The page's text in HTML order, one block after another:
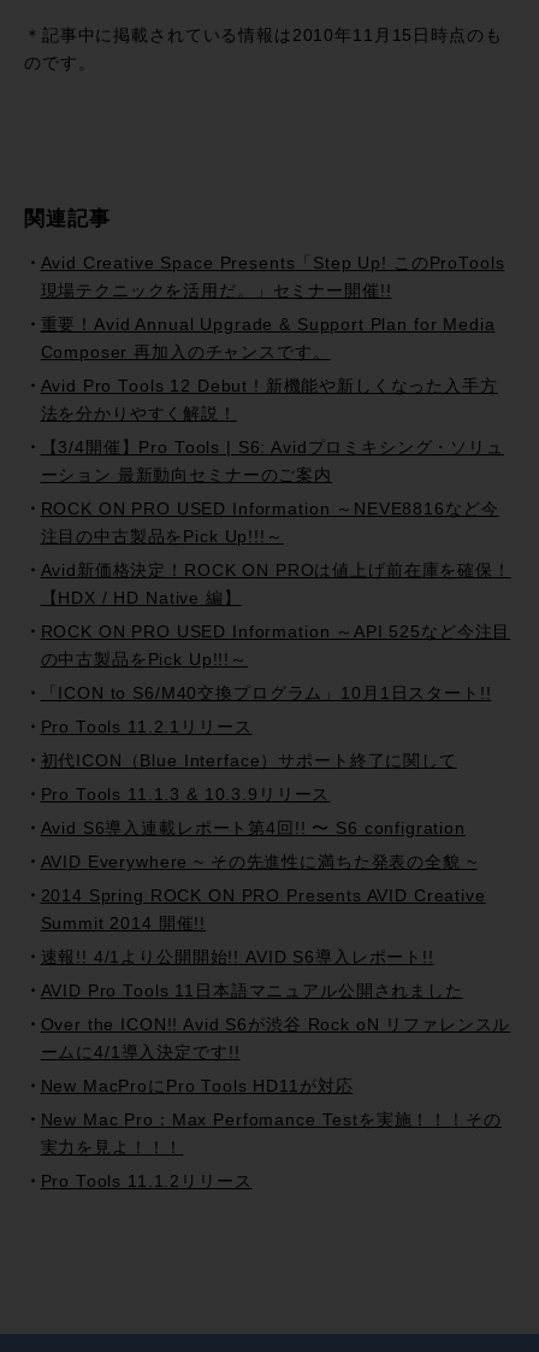
＊記事中に掲載されている情報は2010年11月15日時点のも
のです。
関連記事
Avid Creative Space Presents「Step Up! このProTools
現場テクニックを活用だ。」セミナー開催!!
重要！Avid Annual Upgrade & Support Plan for Media
Composer 再加入のチャンスです。
Avid Pro Tools 12 Debut ! 新機能や新しくなった入手方
法を分かりやすく解説！
【3/4開催】Pro Tools | S6: Avidプロミキシング・ソリュ
ーション 最新動向セミナーのご案内
ROCK ON PRO USED Information ～NEVE8816など今
注目の中古製品をPick Up!!!～
Avid新価格決定！ROCK ON PROは値上げ前在庫を確保！
【HDX / HD Native 編】
ROCK ON PRO USED Information ～API 525など今注目
の中古製品をPick Up!!!～
「ICON to S6/M40交換プログラム」10月1日スタート!!
Pro Tools 11.2.1リリース
初代ICON（Blue Interface）サポート終了に関して
Pro Tools 11.1.3 & 10.3.9リリース
Avid S6導入連載レポート第4回!! 〜 S6 configration
AVID Everywhere ~ その先進性に満ちた発表の全貌 ~
2014 Spring ROCK ON PRO Presents AVID Creative
Summit 2014 開催!!
速報!! 4/1より公開開始!! AVID S6導入レポート!!
AVID Pro Tools 11日本語マニュアル公開されました
Over the ICON!! Avid S6が渋谷 Rock oN リファレンスル
ームに4/1導入決定です!!
New MacProにPro Tools HD11が対応
New Mac Pro：Max Perfomance Testを実施！！！その
実力を見よ！！！
Pro Tools 11.1.2リリース